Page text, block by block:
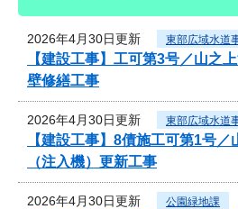
2026年4月30日更新 東部広域水道
【建設工事】工可第3号／山之
壁修繕工事
2026年4月30日更新 東部広域水道
【建設工事】8債施工可第1号
（注入機）更新工事
2026年4月30日更新 公園緑地課